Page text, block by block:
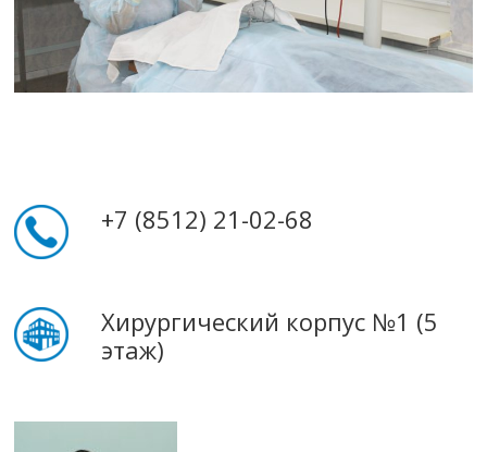
+7 (8512) 21-02-68
Хирургический корпус №1 (5
этаж)